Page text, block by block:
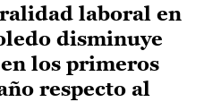
laboral en
disminuye
los primeros
respecto al